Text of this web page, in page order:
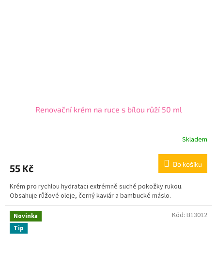
Renovační krém na ruce s bílou růží 50 ml
Skladem
55 Kč Do košíku
Krém pro rychlou hydrataci extrémně suché pokožky rukou.
Obsahuje růžové oleje, černý kaviár a bambucké máslo.
Novinka
Tip
Kód: B13012